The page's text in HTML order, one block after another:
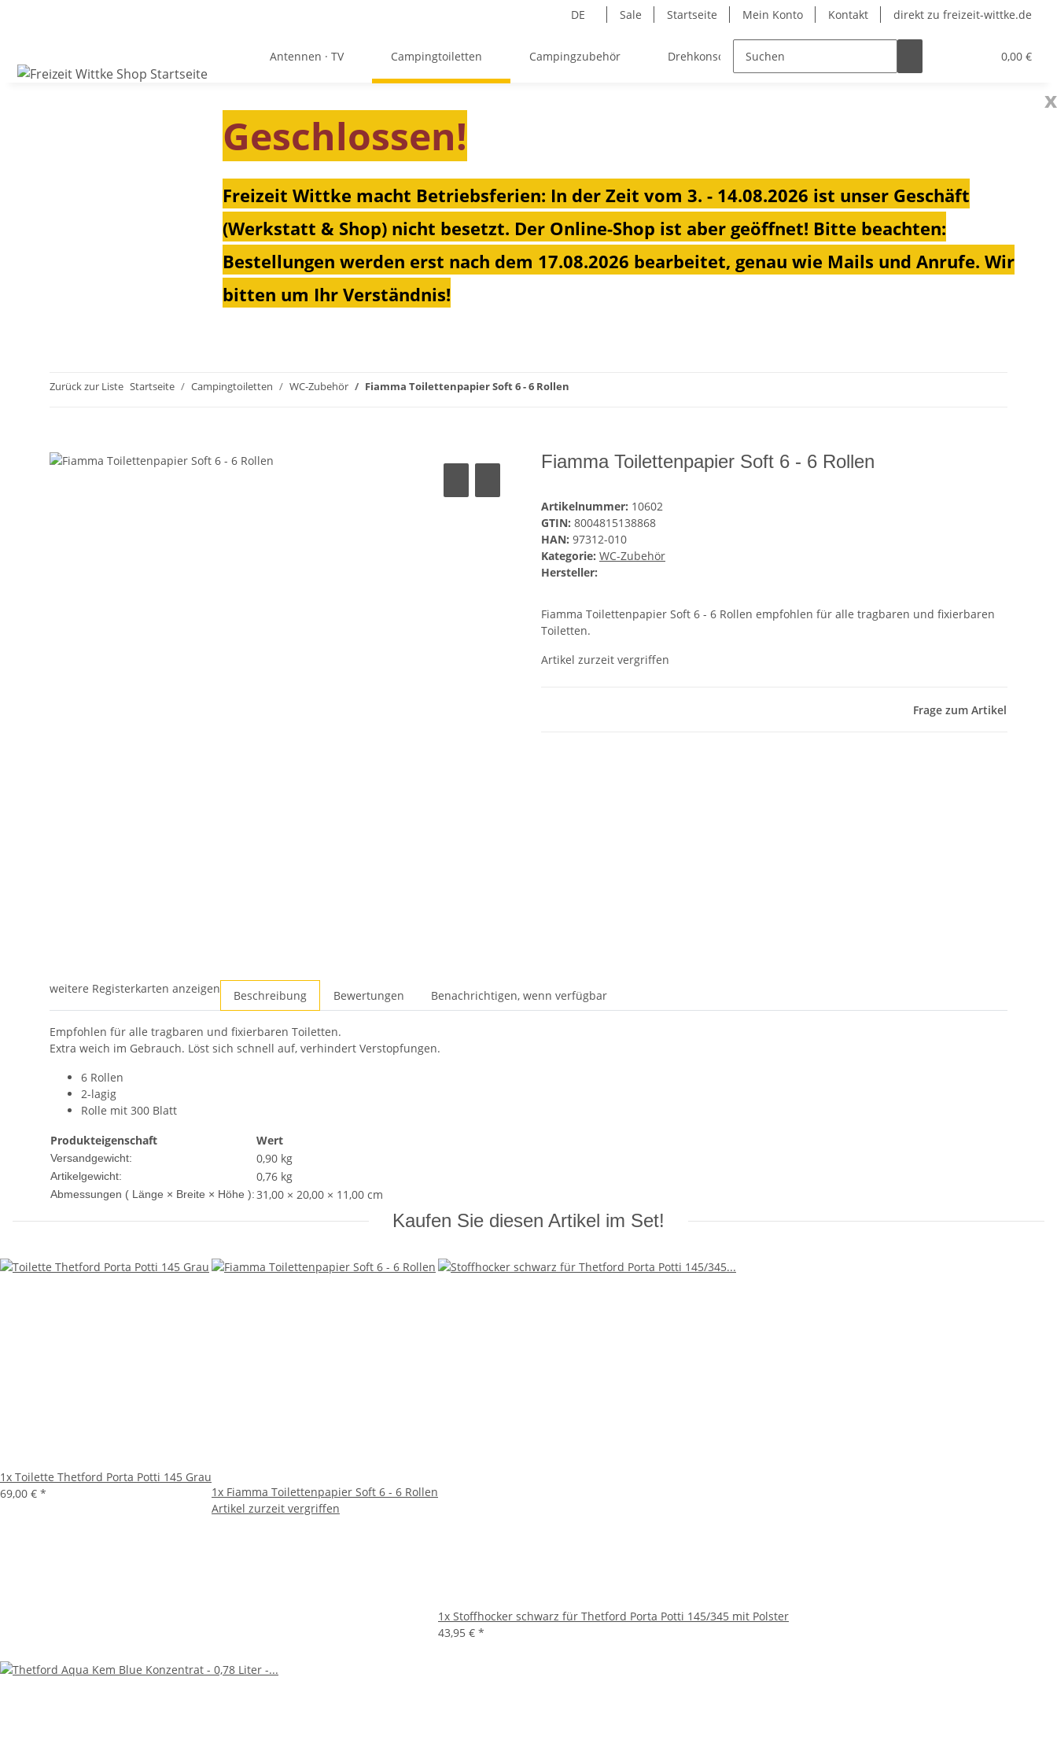
DE Sale Startseite Mein Konto Kontakt direkt zu freizeit-wittke.de
0,00 €
Antennen · TV Campingtoiletten Campingzubehör Drehkonsolen Heizungen für Ihren
x
Geschlossen!
Freizeit Wittke macht Betriebsferien: In der Zeit vom 3. - 14.08.2026 ist unser Geschäft
(Werkstatt & Shop) nicht besetzt. Der Online-Shop ist aber geöffnet! Bitte beachten:
Bestellungen werden erst nach dem 17.08.2026 bearbeitet, genau wie Mails und Anrufe. Wir
bitten um Ihr Verständnis!
Zurück zur Liste Startseite Campingtoiletten WC-Zubehör Fiamma Toilettenpapier Soft 6 - 6 Rollen
Fiamma Toilettenpapier Soft 6 - 6 Rollen
Artikelnummer: 10602
GTIN: 8004815138868
HAN: 97312-010
Kategorie: WC-Zubehör
Hersteller:
Fiamma Toilettenpapier Soft 6 - 6 Rollen empfohlen für alle tragbaren und fixierbaren
Toiletten.
Artikel zurzeit vergriffen
Frage zum Artikel
weitere Registerkarten anzeigen Beschreibung Bewertungen Benachrichtigen, wenn verfügbar
Empfohlen für alle tragbaren und fixierbaren Toiletten.
Extra weich im Gebrauch. Löst sich schnell auf, verhindert Verstopfungen.
6 Rollen
2-lagig
Rolle mit 300 Blatt
Produkteigenschaft
Wert
Versandgewicht: 0,90 kg
Artikelgewicht: 0,76 kg
Abmessungen ( Länge × Breite × Höhe ):31,00 × 20,00 × 11,00 cm
Kaufen Sie diesen Artikel im Set!
1x Toilette Thetford Porta Potti 145 Grau
69,00 € * 1x Fiamma Toilettenpapier Soft 6 - 6 Rollen
Artikel zurzeit vergriffen
1x Stoffhocker schwarz für Thetford Porta Potti 145/345 mit Polster
43,95 € *